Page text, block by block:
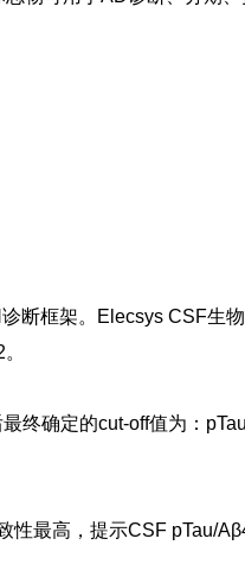
诊断框架。Elecsys CSF生
。
终确定的cut-off值为：
最高，提示CSF pTau/